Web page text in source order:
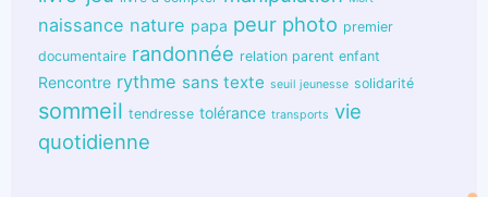
naissance nature papa peur photo premier
documentaire randonnée relation parent enfant
Rencontre rythme sans texte seuil jeunesse solidarité
sommeil tendresse tolérance transports vie
quotidienne